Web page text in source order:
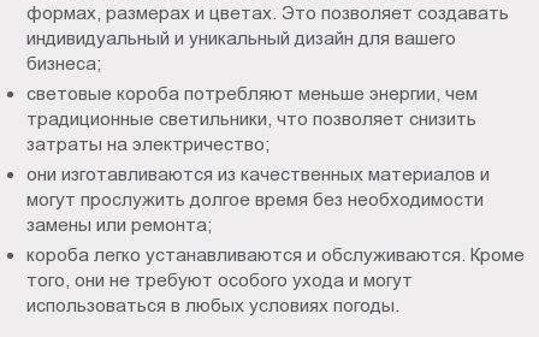
формах, размерах и цветах. Это позволяет создавать
индивидуальный и уникальный дизайн для вашего
бизнеса;
световые короба потребляют меньше энергии, чем
традиционные светильники, что позволяет снизить
затраты на электричество;
они изготавливаются из качественных материалов и
могут прослужить долгое время без необходимости
замены или ремонта;
короба легко устанавливаются и обслуживаются. Кроме
того, они не требуют особого ухода и могут
использоваться в любых условиях погоды.